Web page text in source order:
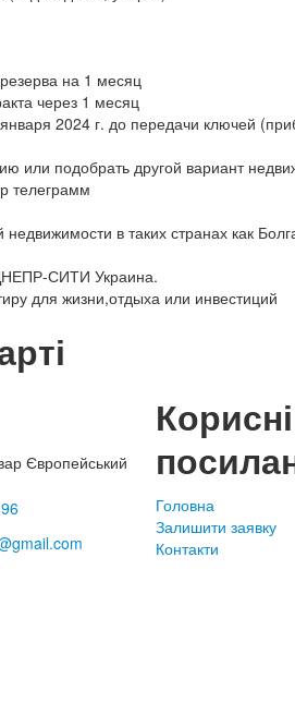
на 1 месяц
через 1 месяц
2024 г. до передачи ключей
или подобрать другой вариант
телеграмм
в таких странах как
СИТИ Украина.
для жизни,отдыха или инвестиций
Європейський
Корисні
Головна
Залишити заявку
Контакти